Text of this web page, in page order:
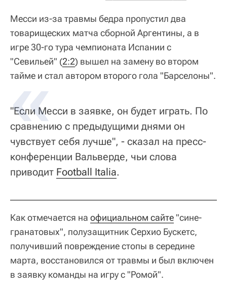
Месси из-за травмы бедра пропустил два
товарищеских матча сборной Аргентины, а в
игре 30-го тура чемпионата Испании с
"Севильей" (2:2) вышел на замену во втором
тайме и стал автором второго гола "Барселоны".
"Если Месси в заявке, он будет играть. По
сравнению с предыдущими днями он
чувствует себя лучше", - сказал на пресс-
конференции Вальверде, чьи слова
приводит Football Italia.
Как отмечается на официальном сайте "сине-
гранатовых", полузащитник Серхио Бускетс,
получивший повреждение стопы в середине
марта, восстановился от травмы и был включен
в заявку команды на игру с "Ромой".